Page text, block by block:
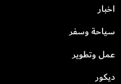
اخبار
سياحة وسفر
عمل وتطوير
ديكور